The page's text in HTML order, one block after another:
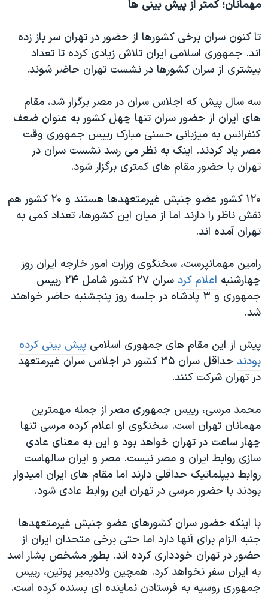
مهمانان؛ کمتر از پیش بینی ها
تا کنون سران برخی کشورها از حضور در تهران سر باز زده
اند. جمهوری اسلامی ایران تلاش زیادی کرده تا تعداد
بیشتری از سران کشورها در نشست تهران حاضر شوند.
سه سال پیش که اجلاس سران در مصر برگزار شد، مقام
های ایران از حضور سران تنها چهل کشور به عنوان ضعف
کنفرانس به میزبانی حسنی مبارک رییس جمهوری وقت
مصر یاد کردند. اینک به نظر می رسد نشست سران در
تهران با حضور مقام های کمتری برگزار شود.
۱۲۰ کشور عضو جنبش غیرمتعهدها هستند و ۲۰ کشور هم
نقش ناظر را دارند اما از میان این کشورها، تعداد کمی به
تهران آمده اند.
رامین مهمانپرست، سخنگوی وزارت امور خارجه ایران روز
چهارشنبه اعلام کرد
سران ۲۷ کشور شامل ۲۴ رییس
جمهوری و ۳ پادشاه در جلسه روز پنجشنبه حاضر خواهند
شد.
پیش از این مقام های جمهوری اسلامی پیش بینی کرده
بودند
حداقل سران ۳۵ کشور در اجلاس سران غیرمتعهد
در تهران شرکت کنند.
محمد مرسی، رییس جمهوری مصر از جمله مهمترین
مهمانان تهران است. سخنگوی او اعلام کرده مرسی تنها
چهار ساعت در تهران خواهد بود و این به معنای عادی
سازی روابط ایران و مصر نیست. مصر و ایران سالهاست
روابط دیپلماتیک حداقلی دارند اما مقام های ایران امیدوار
بودند با حضور مرسی در تهران این روابط عادی شود.
با اینکه حضور سران کشورهای عضو جنبش غیرمتعهدها
جنبه الزام برای آنها دارد اما حتی برخی متحدان ایران از
حضور در تهران خودداری کرده اند. بطور مشخص بشار اسد
به ایران سفر نخواهد کرد. همچین ولادیمیر پوتین، رییس
جمهوری روسیه به فرستادن نماینده ای بسنده کرده است.